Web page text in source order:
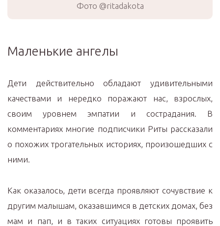
Фото @ritadakota
Маленькие ангелы
Дети действительно обладают удивительными
качествами и нередко поражают нас, взрослых,
своим уровнем эмпатии и сострадания. В
комментариях многие подписчики Риты рассказали
о похожих трогательных историях, произошедших с
ними.
Как оказалось, дети всегда проявляют сочувствие к
другим малышам, оказавшимся в детских домах, без
мам и пап, и в таких ситуациях готовы проявить